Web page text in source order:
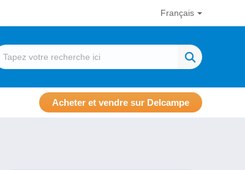
Français
Acheter et vendre sur Delcampe